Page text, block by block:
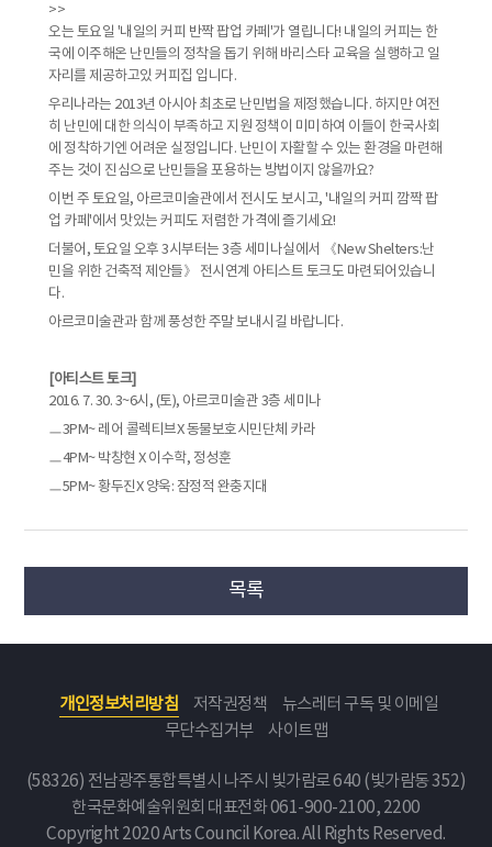
>>
오는 토요일 '내일의 커피 반짝 팝업 카페'가 열립니다! 내일의 커피는 한
국에 이주해온 난민들의 정착을 돕기 위해 바리스타 교육을 실행하고 일
자리를 제공하고있 커피집 입니다.
우리나라는 2013년 아시아 최초로 난민법을 제정했습니다. 하지만 여전
히 난민에 대한 의식이 부족하고 지원 정책이 미미하여 이들이 한국사회
에 정착하기엔 어려운 실정입니다. 난민이 자활할 수 있는 환경을 마련해
주는 것이 진심으로 난민들을 포용하는 방법이지 않을까요?
이번 주 토요일, 아르코미술관에서 전시도 보시고, '내일의 커피 깜짝 팝
업 카페'에서 맛있는 커피도 저렴한 가격에 즐기세요!
더불어, 토요일 오후 3시부터는 3층 세미나실에서 《New Shelters:난
민을 위한 건축적 제안들》 전시연계 아티스트 토크도 마련되어있습니
다.
아르코미술관과 함께 풍성한 주말 보내시길 바랍니다.
[아티스트 토크]
2016. 7. 30. 3~6시, (토), 아르코미술관 3층 세미나
ㅡ3PM~ 레어 콜렉티브X 동물보호시민단체 카라
ㅡ4PM~ 박창현 X 이수학, 정성훈
ㅡ5PM~ 황두진X 양욱: 잠정적 완충지대
목록
개인정보처리방침 저작권정책
뉴스레터 구독 및 이메일
무단수집거부
사이트맵
(58326) 전남광주통합특별시 나주시 빛가람로 640 (빛가람동 352)
한국문화예술위원회 대표전화 061-900-2100, 2200
Copyright 2020 Arts Council Korea. All Rights Reserved.